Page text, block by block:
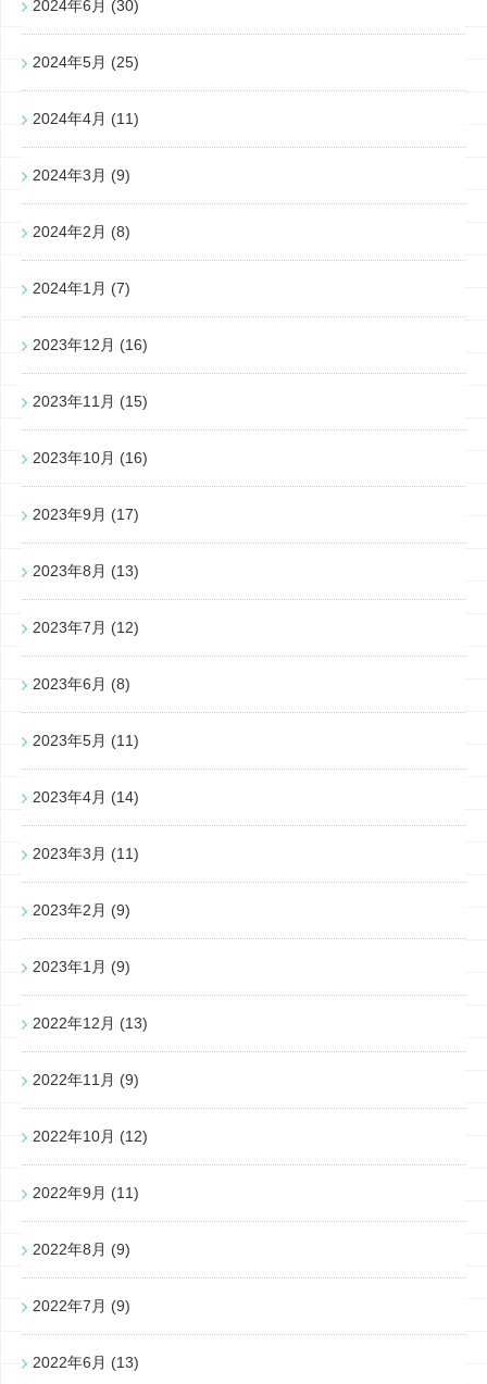
2024年6月 (30)
2024年5月 (25)
2024年4月 (11)
2024年3月 (9)
2024年2月 (8)
2024年1月 (7)
2023年12月 (16)
2023年11月 (15)
2023年10月 (16)
2023年9月 (17)
2023年8月 (13)
2023年7月 (12)
2023年6月 (8)
2023年5月 (11)
2023年4月 (14)
2023年3月 (11)
2023年2月 (9)
2023年1月 (9)
2022年12月 (13)
2022年11月 (9)
2022年10月 (12)
2022年9月 (11)
2022年8月 (9)
2022年7月 (9)
2022年6月 (13)